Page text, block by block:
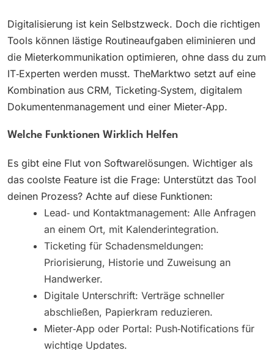
Digitalisierung ist kein Selbstzweck. Doch die richtigen
Tools können lästige Routineaufgaben eliminieren und
die Mieterkommunikation optimieren, ohne dass du zum
IT‑Experten werden musst. TheMarktwo setzt auf eine
Kombination aus CRM, Ticketing‑System, digitalem
Dokumentenmanagement und einer Mieter‑App.
Welche Funktionen Wirklich Helfen
Es gibt eine Flut von Softwarelösungen. Wichtiger als
das coolste Feature ist die Frage: Unterstützt das Tool
deinen Prozess? Achte auf diese Funktionen:
Lead‑ und Kontaktmanagement: Alle Anfragen
an einem Ort, mit Kalenderintegration.
Ticketing für Schadensmeldungen:
Priorisierung, Historie und Zuweisung an
Handwerker.
Digitale Unterschrift: Verträge schneller
abschließen, Papierkram reduzieren.
Mieter‑App oder Portal: Push‑Notifications für
wichtige Updates.